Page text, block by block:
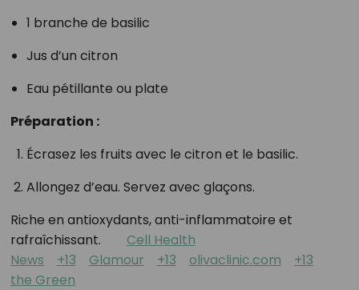
1 branche de basilic
Jus d’un citron
Eau pétillante ou plate
Préparation :
Écrasez les fruits avec le citron et le basilic.
Allongez d’eau. Servez avec glaçons.
Riche en antioxydants, anti-inflammatoire et
rafraîchissant.
Cell Health
News
+13 Glamour +13 olivaclinic.com
+13
the Green